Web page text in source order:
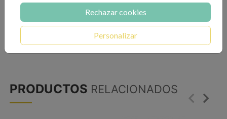
principales que disuaden efectivamente de
morder las uñas y cutículas, Denatonium
Benzoate, que proporciona un sabor amargo
inocuo, y Extracto de ajo, antiséptico y sin olor.
PRODUCTOS RELACIONADOS
Rechazar cookies
Personalizar